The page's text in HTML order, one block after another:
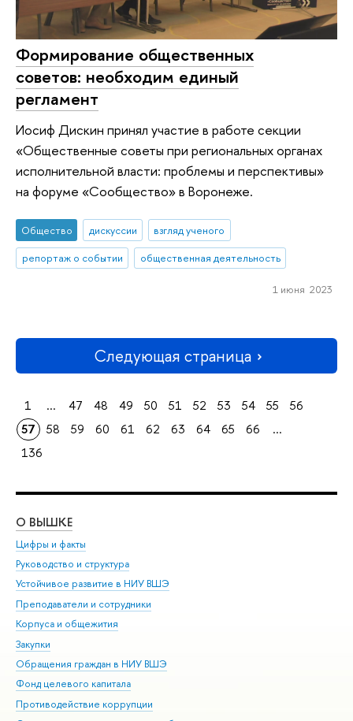
Формирование общественных
советов: необходим единый
регламент
Иосиф Дискин принял участие в работе секции
«Общественные советы при региональных органах
исполнительной власти: проблемы и перспективы»
на форуме «Сообщество» в Воронеже.
Общество дискуссии
взгляд ученого
репортаж о событии
общественная деятельность
1 июня 2023
Следующая страница
1 ... 47 48 49 50 51 52 53 54 55
56
57
58 59 60 61 62 63 64 65 66
...
136
О ВЫШКЕ
Цифры и факты
Руководство и структура
Устойчивое развитие в НИУ ВШЭ
Преподаватели и сотрудники
Корпуса и общежития
Закупки
Обращения граждан в НИУ ВШЭ
Фонд целевого капитала
Противодействие коррупции